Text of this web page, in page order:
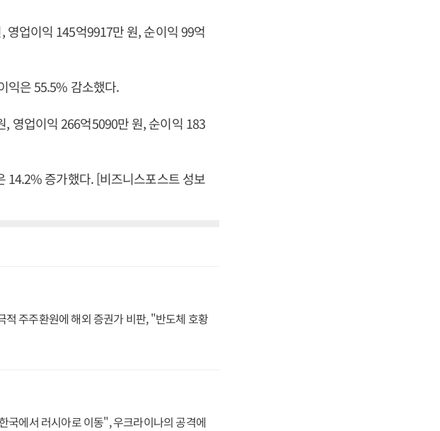
업이익 145억9917만 원, 순이익 99억
익은 55.5% 감소했다.
영업이익 266억5090만 원, 순이익 183
14.2% 증가했다. [비즈니스포스트 성보
적 주주환원에 해외 증권가 비판, "반도체 호황
국에서 러시아로 이동", 우크라이나의 공격에